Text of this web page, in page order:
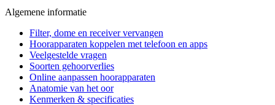
Algemene informatie
Filter, dome en receiver vervangen
Hoorapparaten koppelen met telefoon en apps
Veelgestelde vragen
Soorten gehoorverlies
Online aanpassen hoorapparaten
Anatomie van het oor
Kenmerken & specificaties